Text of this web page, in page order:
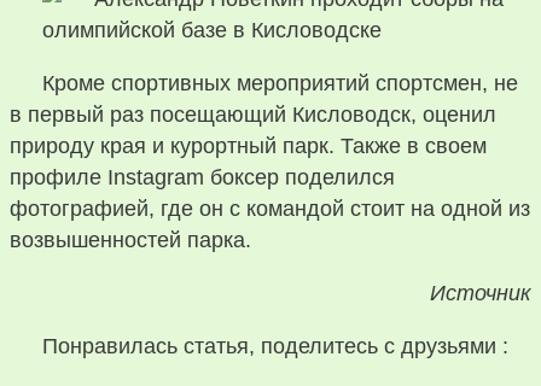
Кроме спортивных мероприятий спортсмен, не
в первый раз посещающий Кисловодск, оценил
природу края и курортный парк. Также в своем
профиле Instagram боксер поделился
фотографией, где он с командой стоит на одной из
возвышенностей парка.
Источник
Понравилась статья, поделитесь с друзьями :